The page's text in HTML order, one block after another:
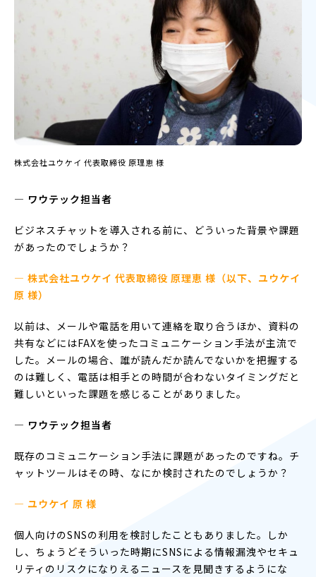
株式会社ユウケイ 代表取締役 原理恵 様
― ワウテック担当者
ビジネスチャットを導入される前に、どういった背景や課題
があったのでしょうか？
— 株式会社ユウケイ 代表取締役 原理恵 様（以下、ユウケイ
原 様）
以前は、メールや電話を用いて連絡を取り合うほか、資料の
共有などにはFAXを使ったコミュニケーション手法が主流で
した。メールの場合、誰が読んだか読んでないかを把握する
のは難しく、電話は相手との時間が合わないタイミングだと
難しいといった課題を感じることがありました。
― ワウテック担当者
既存のコミュニケーション手法に課題があったのですね。チ
ャットツールはその時、なにか検討されたのでしょうか？
— ユウケイ 原 様
個人向けのSNSの利用を検討したこともありました。しか
し、ちょうどそういった時期にSNSによる情報漏洩やセキュ
リティのリスクになりえるニュースを見聞きするようにな